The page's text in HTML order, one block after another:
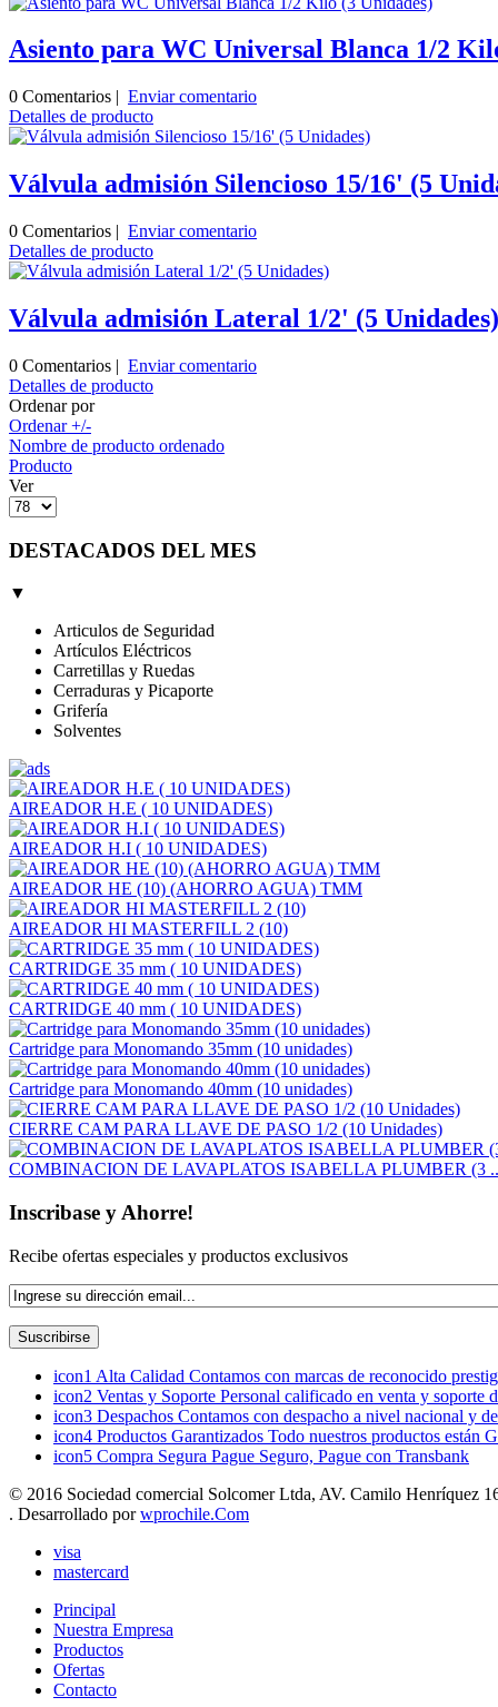
Asiento para WC Universal Blanca 1/2
0 Comentarios | Enviar comentario
Detalles de producto
Válvula admisión Silencioso 15/16' (5
0 Comentarios | Enviar comentario
Detalles de producto
Válvula admisión Lateral 1/2' (5 Unidades)
0 Comentarios | Enviar comentario
Detalles de producto
Ordenar por
Ordenar +/-
Nombre de producto ordenado
Producto
Ver
DESTACADOS DEL MES
▼
Articulos de Seguridad
Artículos Eléctricos
Carretillas y Ruedas
Cerraduras y Picaporte
Grifería
Solventes
AIREADOR H.E ( 10 UNIDADES)
AIREADOR H.I ( 10 UNIDADES)
AIREADOR HE (10) (AHORRO AGUA) TMM
AIREADOR HI MASTERFILL 2 (10)
CARTRIDGE 35 mm ( 10 UNIDADES)
CARTRIDGE 40 mm ( 10 UNIDADES)
Cartridge para Monomando 35mm (10 unidades)
Cartridge para Monomando 40mm (10 unidades)
CIERRE CAM PARA LLAVE DE PASO 1/2 (10 Unidades)
COMBINACION DE LAVAPLATOS ISABELLA PLUMBER (3
Inscribase y Ahorre!
Recibe ofertas especiales y productos exclusivos
icon1 Alta Calidad Contamos con marcas de reconocido
icon2 Ventas y Soporte Personal calificado en venta y soporte
icon3 Despachos Contamos con despacho a nivel nacional y
icon4 Productos Garantizados Todo nuestros productos están
icon5 Compra Segura Pague Seguro, Pague con Transbank
© 2016 Sociedad comercial Solcomer Ltda, AV. Camilo Henríquez
. Desarrollado porwprochile.Com
visa
mastercard
Principal
Nuestra Empresa
Productos
Ofertas
Contacto